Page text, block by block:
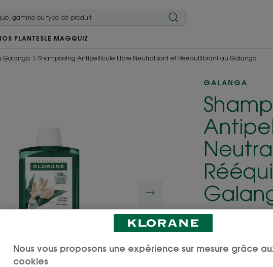
PLANTESLE MAG QUIZ
Galanga Shampooing Antipellicule Libre Neutralisant et Rééquilibrant au Galanga
GALANGA
Translate not
Soyez le
Le Shampooing
Nous vous proposons une expérience sur mesure grâce
cookies